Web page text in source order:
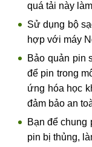
quá tải này
Sử dụng bộ
hợp với máy
Bảo quản pin
để pin trong
ứng hóa học
đảm bảo an
Bạn để chung
pin bị thủng,